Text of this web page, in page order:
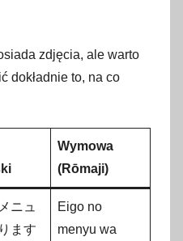
zdjęcia, ale warto
dokładnie to, na co
Wymowa
(Rōmaji)
ニュ
ます
Eigo no
menyu wa